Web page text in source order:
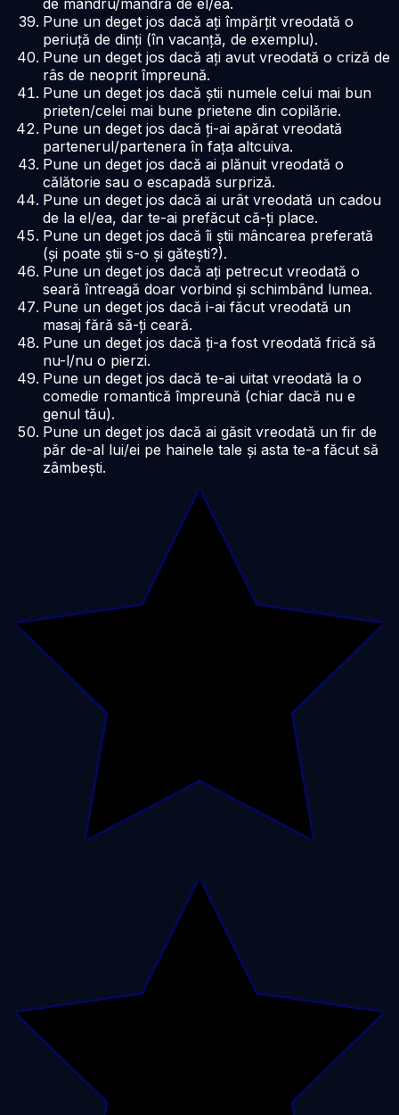
Pune un deget jos dacă ați împărțit vreodată o
periuță de dinți (în vacanță, de exemplu).
Pune un deget jos dacă ați avut vreodată o criză de
râs de neoprit împreună.
Pune un deget jos dacă știi numele celui mai bun
prieten/celei mai bune prietene din copilărie.
Pune un deget jos dacă ți-ai apărat vreodată
partenerul/partenera în fața altcuiva.
Pune un deget jos dacă ai plănuit vreodată o
călătorie sau o escapadă surpriză.
Pune un deget jos dacă ai urât vreodată un cadou
de la el/ea, dar te-ai prefăcut că-ți place.
Pune un deget jos dacă îi știi mâncarea preferată
(și poate știi s-o și gătești?).
Pune un deget jos dacă ați petrecut vreodată o
seară întreagă doar vorbind și schimbând lumea.
Pune un deget jos dacă i-ai făcut vreodată un
masaj fără să-ți ceară.
Pune un deget jos dacă ți-a fost vreodată frică să
nu-l/nu o pierzi.
Pune un deget jos dacă te-ai uitat vreodată la o
comedie romantică împreună (chiar dacă nu e
genul tău).
Pune un deget jos dacă ai găsit vreodată un fir de
păr de-al lui/ei pe hainele tale și asta te-a făcut să
zâmbești.